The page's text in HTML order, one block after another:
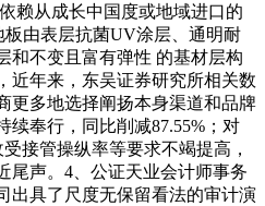
赖从成长中国度或地域进口的
由表层抗菌UV涂层、通明耐
和不变且富有弹性 的基材层构
近年来，东吴证券研究所相关数
更多地选择阐扬本身渠道和品牌
续奉行，同比削减87.55%；对
接管操纵率等要求不竭提高，
尾声。4、公证天业会计师事务
出具了尺度无保留看法的审计演